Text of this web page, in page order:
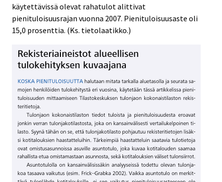
käytettävissä olevat rahatulot alittivat
pienituloisuusrajan vuonna 2007. Pienituloisuusaste oli
15,0 prosenttia. (Ks. tietolaatikko.)